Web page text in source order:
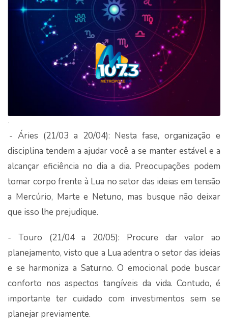
.
- Áries (21/03 a 20/04): Nesta fase, organização e
disciplina tendem a ajudar você a se manter estável e a
alcançar eficiência no dia a dia. Preocupações podem
tomar corpo frente à Lua no setor das ideias em tensão
a Mercúrio, Marte e Netuno, mas busque não deixar
que isso lhe prejudique.
- Touro (21/04 a 20/05): Procure dar valor ao
planejamento, visto que a Lua adentra o setor das ideias
e se harmoniza a Saturno. O emocional pode buscar
conforto nos aspectos tangíveis da vida. Contudo, é
importante ter cuidado com investimentos sem se
planejar previamente.